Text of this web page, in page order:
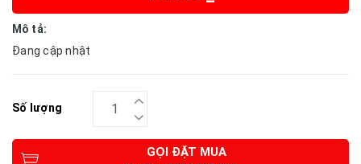
Mô tả:
Đang cập nhật
Số lượng
GỌI ĐẶT MUA